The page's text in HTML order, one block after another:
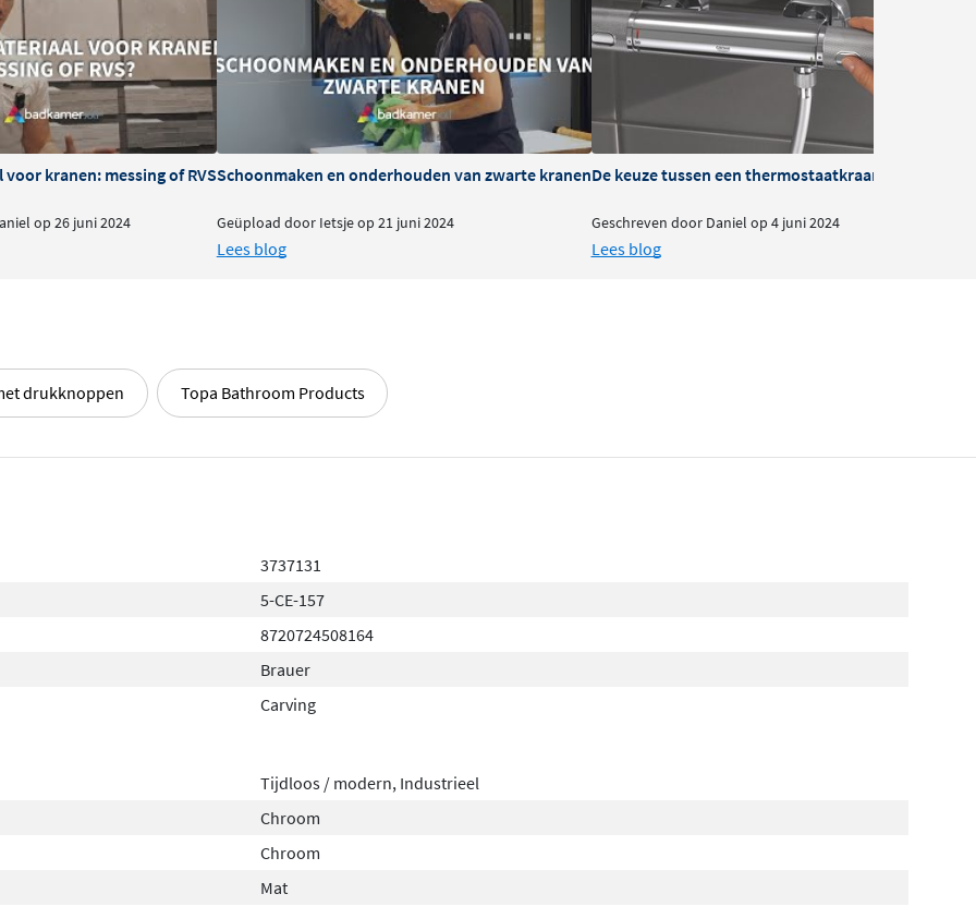
zorgt ervoor dat deze
2-weg of 3-weg
de thermostaat een
van tijdloos
RVS, geborsteld
messing
keer in huis hebt
kranen: messing of RVS
op 26 juni 2024
Schoonmaken en onderhouden van zwarte kranen
Geüpload door Ietsje op 21 juni 2024
Lees blog
De keuze tussen een thermostaatkraan of
Geschreven door Daniel op 4 juni 2024
Lees blog
drukknoppen Topa Bathroom Products
3737131
5-CE-157
8720724508164
Brauer
Carving
Tijdloos / modern, Industrieel
Chroom
Chroom
Mat